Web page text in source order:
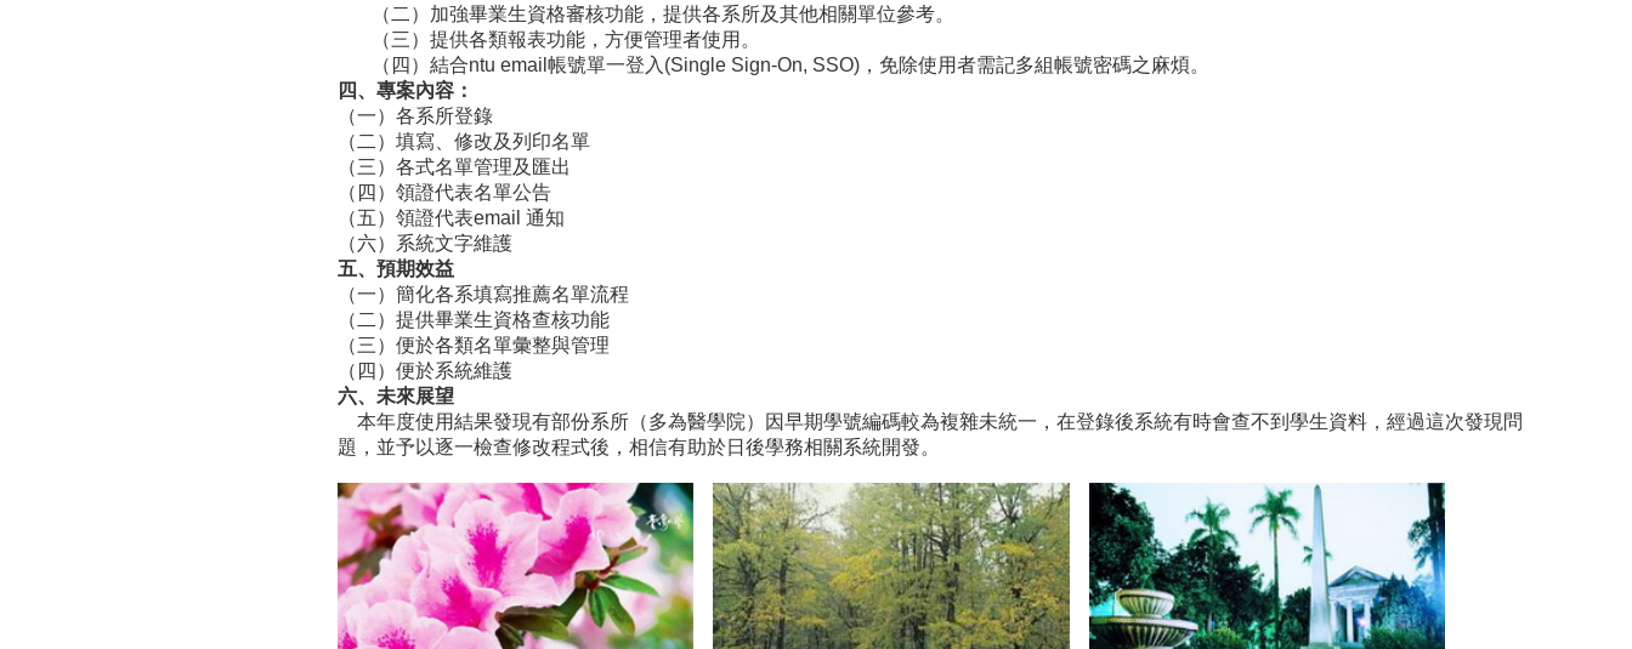
（二）加強畢業生資格審核功能，提供各系所及其他相關單位參考。
（三）提供各類報表功能，方便管理者使用。
（四）結合ntu email帳號單一登入(Single Sign-On, SSO)，免除使用者需記多組帳號密碼之麻煩。
四、專案內容：
（一）各系所登錄
（二）填寫、修改及列印名單
（三）各式名單管理及匯出
（四）領證代表名單公告
（五）領證代表email 通知
（六）系統文字維護
五、預期效益
（一）簡化各系填寫推薦名單流程
（二）提供畢業生資格查核功能
（三）便於各類名單彙整與管理
（四）便於系統維護
六、未來展望
本年度使用結果發現有部份系所（多為醫學院）因早期學號編碼較為複雜未統一，在登錄後系統有時會查不到學生資料，經過這次發現問
題，並予以逐一檢查修改程式後，相信有助於日後學務相關系統開發。